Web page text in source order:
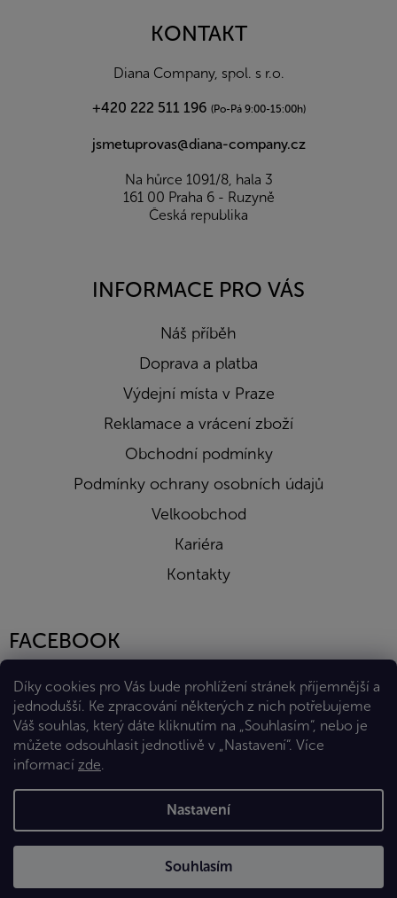
Díky cookies pro Vás bude prohlížení stránek příjemnější a
jednodušší. Ke zpracování některých z nich potřebujeme
Váš souhlas, který dáte kliknutím na „Souhlasím“, nebo je
můžete odsouhlasit jednotlivě v „Nastavení“. Více
informací zde.
Nastavení
Souhlasím
KONTAKT
Diana Company, spol. s r.o.
+420 222 511 196 (Po-Pá 9:00-15:00h)
jsmetuprovas@diana-company.cz
Na hůrce 1091/8, hala 3
161 00 Praha 6 - Ruzyně
Česká republika
INFORMACE PRO VÁS
Náš příběh
Doprava a platba
Výdejní místa v Praze
Reklamace a vrácení zboží
Obchodní podmínky
Podmínky ochrany osobních údajů
Velkoobchod
Kariéra
Kontakty
FACEBOOK
Vytvořil Shoptet Premium
Copyright 2026Eshop Diana Company, spol. s r.o.. Všechna
práva vyhrazena.